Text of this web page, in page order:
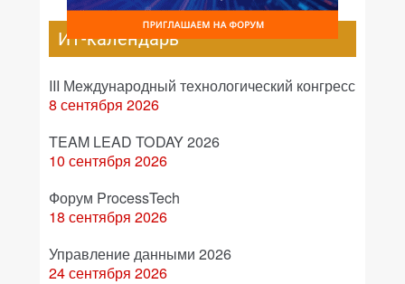
ИТ-календарь
III Международный технологический конгресс
8 сентября 2026
TEAM LEAD TODAY 2026
10 сентября 2026
Форум ProcessTech
18 сентября 2026
Управление данными 2026
24 сентября 2026